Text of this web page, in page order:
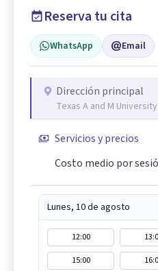
Reserva tu cita
WhatsApp Email
Dirección principal
Texas A and M
Servicios y precios
Costo medio por
Lunes, 10 de agosto
12:00
15:00